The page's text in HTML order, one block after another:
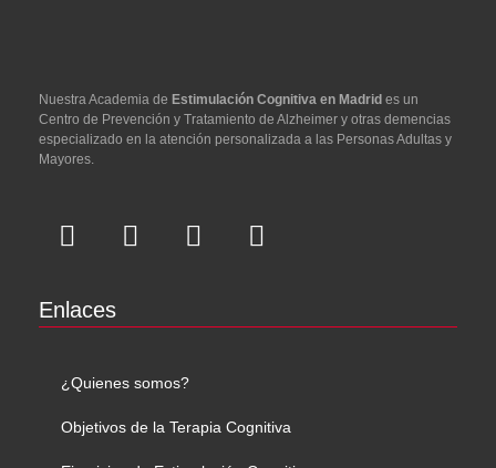
Nuestra Academia de Estimulación Cognitiva en Madrid es un
Centro de Prevención y Tratamiento de Alzheimer y otras demencias
especializado en la atención personalizada a las Personas Adultas y
Mayores.
Enlaces
¿Quienes somos?
Objetivos de la Terapia Cognitiva